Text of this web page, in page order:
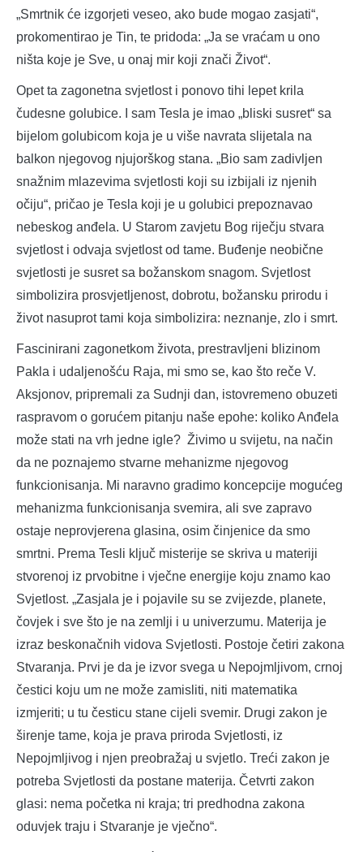
„Smrtnik će izgorjeti veseo, ako bude mogao zasjati“,
prokomentirao je Tin, te pridoda: „Ja se vraćam u ono
ništa koje je Sve, u onaj mir koji znači Život“.
Opet ta zagonetna svjetlost i ponovo tihi lepet krila
čudesne golubice. I sam Tesla je imao „bliski susret“ sa
bijelom golubicom koja je u više navrata slijetala na
balkon njegovog njujorškog stana. „Bio sam zadivljen
snažnim mlazevima svjetlosti koji su izbijali iz njenih
očiju“, pričao je Tesla koji je u golubici prepoznavao
nebeskog anđela. U Starom zavjetu Bog riječju stvara
svjetlost i odvaja svjetlost od tame. Buđenje neobične
svjetlosti je susret sa božanskom snagom. Svjetlost
simbolizira prosvjetljenost, dobrotu, božansku prirodu i
život nasuprot tami koja simbolizira: neznanje, zlo i smrt.
Fascinirani zagonetkom života, prestravljeni blizinom
Pakla i udaljenošću Raja, mi smo se, kao što reče V.
Aksjonov, pripremali za Sudnji dan, istovremeno obuzeti
raspravom o gorućem pitanju naše epohe: koliko Anđela
može stati na vrh jedne igle? Živimo u svijetu, na način
da ne poznajemo stvarne mehanizme njegovog
funkcionisanja. Mi naravno gradimo koncepcije mogućeg
mehanizma funkcionisanja svemira, ali sve zapravo
ostaje neprovjerena glasina, osim činjenice da smo
smrtni. Prema Tesli ključ misterije se skriva u materiji
stvorenoj iz prvobitne i vječne energije koju znamo kao
Svjetlost. „Zasjala je i pojavile su se zvijezde, planete,
čovjek i sve što je na zemlji i u univerzumu. Materija je
izraz beskonačnih vidova Svjetlosti. Postoje četiri zakona
Stvaranja. Prvi je da je izvor svega u Nepojmljivom, crnoj
čestici koju um ne može zamisliti, niti matematika
izmjeriti; u tu česticu stane cijeli svemir. Drugi zakon je
širenje tame, koja je prava priroda Svjetlosti, iz
Nepojmljivog i njen preobražaj u svjetlo. Treći zakon je
potreba Svjetlosti da postane materija. Četvrti zakon
glasi: nema početka ni kraja; tri predhodna zakona
oduvjek traju i Stvaranje je vječno“.